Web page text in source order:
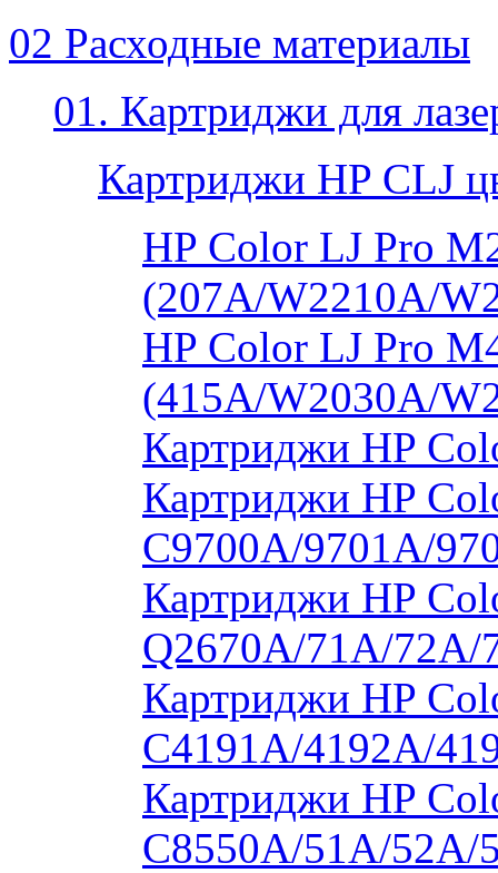
02 Расходные материалы
01. Картриджи для
Картриджи HP CLJ
HP Color LJ Pro
(207A/W2210A/
HP Color LJ Pro
(415A/W2030A/
Картриджи HP
Картриджи HP
C9700A/9701A/
Картриджи HP
Q2670A/71A/
Картриджи HP
C4191A/4192A/
Картриджи HP
C8550A/51A/